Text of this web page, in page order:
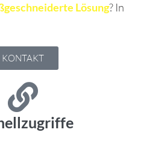
Lösung? In
KONTAKT